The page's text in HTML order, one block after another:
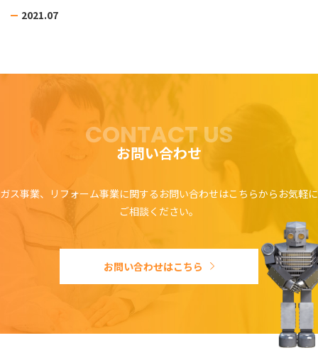
2021.07
CONTACT US
お問い合わせ
ガス事業、リフォーム事業に関するお問い合わせはこちらからお気軽に
ご相談ください。
お問い合わせはこちら